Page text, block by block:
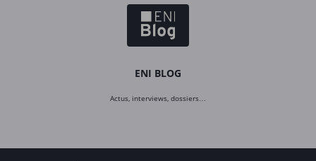
ENI BLOG
Actus, interviews, dossiers…